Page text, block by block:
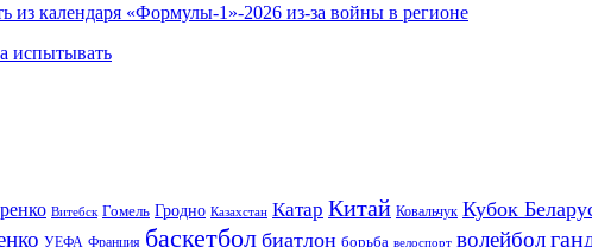
из календаря «Формулы-1»-2026 из-за войны в регионе
испытывать
Витебск Гомель Гродно Казахстан Катар Китай Ковальчук Кубок
УЕФА Франция баскетбол биатлон борьба велоспорт волейбол